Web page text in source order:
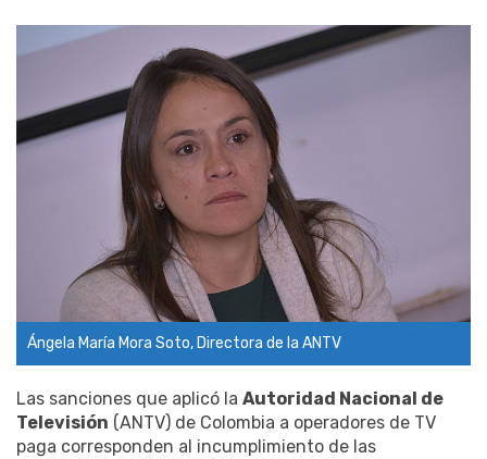
Ángela María Mora Soto, Directora de la ANTV
Las sanciones que aplicó la Autoridad Nacional de
Televisión (ANTV) de Colombia a operadores de TV
paga corresponden al incumplimiento de las